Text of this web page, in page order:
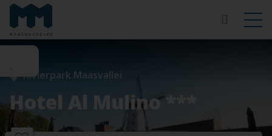
Rivierpark Maasvallei
Hotel Al Mulino ***